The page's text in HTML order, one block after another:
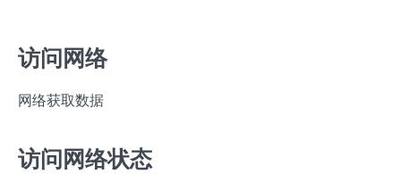
访问网络
网络获取数据
访问网络状态